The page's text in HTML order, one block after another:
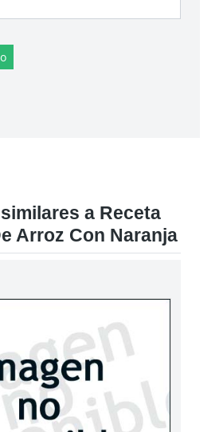
a Receta
Arroz Con Naranja